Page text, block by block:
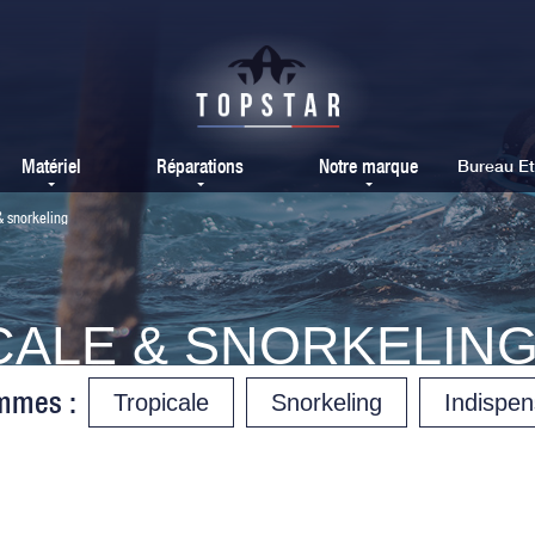
Matériel Réparations Notre marque Bureau
snorkeling
&
: Tropicale Snorkeling